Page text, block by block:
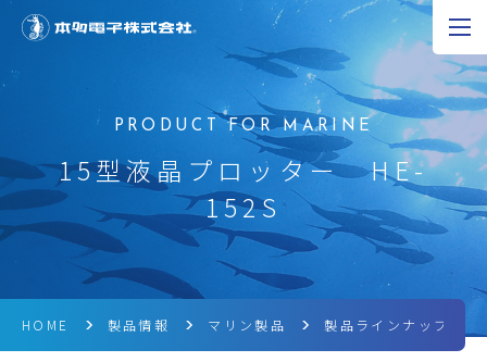
EN
超音波の可能性
製品情報
研究開発
企業情報
15型液晶プロッター HE-
152S
HOME 製品情報 マリン製品 製品ラインナップ